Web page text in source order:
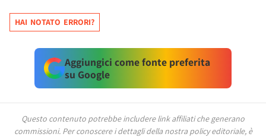
HAI NOTATO ERRORI?
Aggiungici come fonte preferita
su Google
Questo contenuto potrebbe includere link affiliati che generano
commissioni. Per conoscere i dettagli della nostra policy editoriale, è